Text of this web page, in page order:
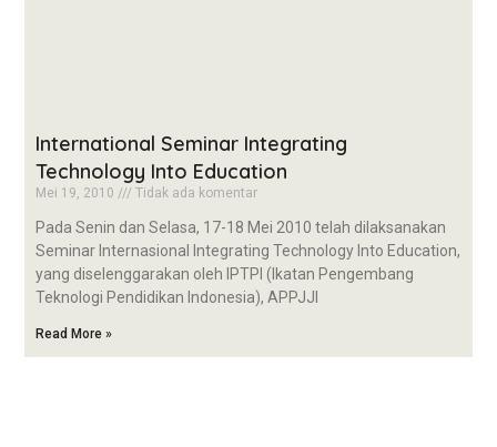
International Seminar Integrating
Technology Into Education
Mei 19, 2010 Tidak ada komentar
Pada Senin dan Selasa, 17-18 Mei 2010 telah dilaksanakan
Seminar Internasional Integrating Technology Into Education,
yang diselenggarakan oleh IPTPI (Ikatan Pengembang
Teknologi Pendidikan Indonesia), APPJJI
Read More »